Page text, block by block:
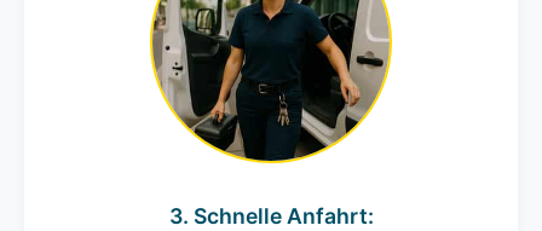
3. Schnelle Anfahrt: